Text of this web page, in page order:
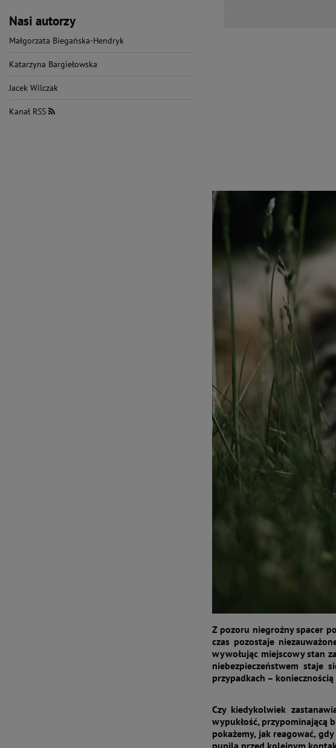
Nasi autorzy
Małgorzata Biegańska-Hendryk
Katarzyna Bargiełowska
Jacek Wilczak
Kanał RSS
Z pozoru niegroźny spacer
czas pozostaje
wywołując miejscowy stan
niebezpieczeństwem staje
przypadkach –
Czy kiedykolwiek
wypukłość, przypominającą
pokażemy, jak reagować,